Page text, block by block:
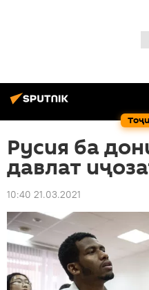
Русия ба
давлат
10:40 21.03.2021